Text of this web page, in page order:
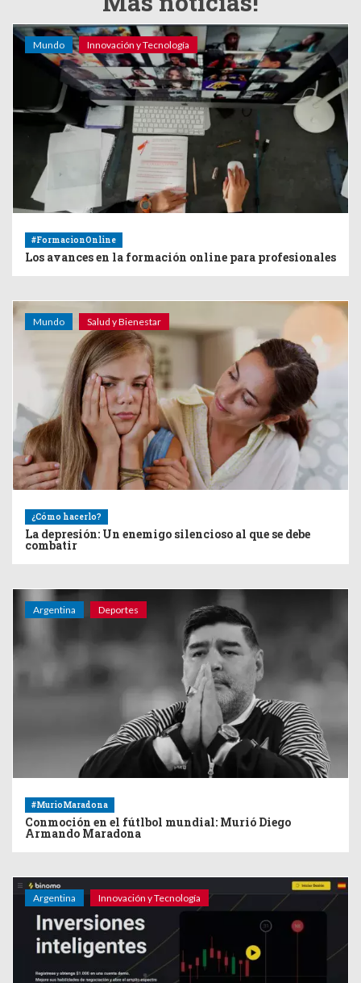
Mundo Innovación y Tecnología
#FormacionOnline
Los avances en la formación online para profesionales
Mundo Salud y Bienestar
¿Cómo hacerlo?
La depresión: Un enemigo silencioso al que se debe
combatir
Argentina Deportes
#MurioMaradona
Conmoción en el fútlbol mundial: Murió Diego
Armando Maradona
Argentina Innovación y Tecnología